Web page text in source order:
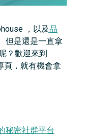
，以及品
但是還是一直拿
？歡迎來到
頁，就有機會拿
秘密社群平台